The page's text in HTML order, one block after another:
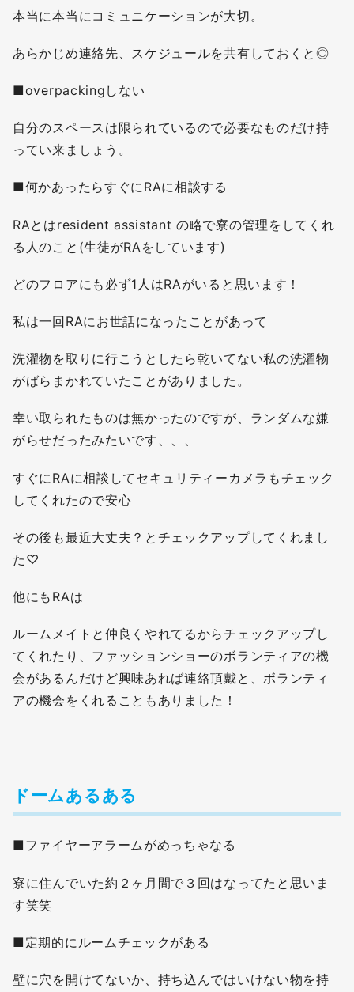
本当に本当にコミュニケーションが大切。
あらかじめ連絡先、スケジュールを共有しておくと◎
■overpackingしない
自分のスペースは限られているので必要なものだけ持
ってい来ましょう。
■何かあったらすぐにRAに相談する
RAとはresident assistant の略で寮の管理をしてくれ
る人のこと(生徒がRAをしています)
どのフロアにも必ず1人はRAがいると思います！
私は一回RAにお世話になったことがあって
洗濯物を取りに行こうとしたら乾いてない私の洗濯物
がばらまかれていたことがありました。
幸い取られたものは無かったのですが、ランダムな嫌
がらせだったみたいです、、、
すぐにRAに相談してセキュリティーカメラもチェック
してくれたので安心
その後も最近大丈夫？とチェックアップしてくれまし
た♡
他にもRAは
ルームメイトと仲良くやれてるからチェックアップし
てくれたり、ファッションショーのボランティアの機
会があるんだけど興味あれば連絡頂戴と、ボランティ
アの機会をくれることもありました！
ドームあるある
■ファイヤーアラームがめっちゃなる
寮に住んでいた約２ヶ月間で３回はなってたと思いま
す笑笑
■定期的にルームチェックがある
壁に穴を開けてないか、持ち込んではいけない物を持